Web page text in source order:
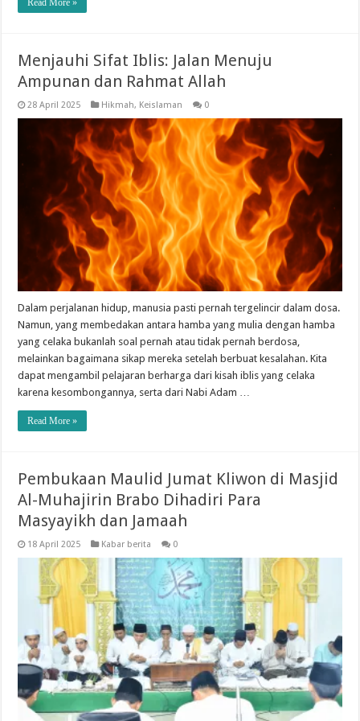
Read More »
Menjauhi Sifat Iblis: Jalan Menuju
Ampunan dan Rahmat Allah
28 April 2025 Hikmah, Keislaman 0
Dalam perjalanan hidup, manusia pasti pernah tergelincir dalam dosa.
Namun, yang membedakan antara hamba yang mulia dengan hamba
yang celaka bukanlah soal pernah atau tidak pernah berdosa,
melainkan bagaimana sikap mereka setelah berbuat kesalahan. Kita
dapat mengambil pelajaran berharga dari kisah iblis yang celaka
karena kesombongannya, serta dari Nabi Adam …
Read More »
Pembukaan Maulid Jumat Kliwon di Masjid
Al-Muhajirin Brabo Dihadiri Para
Masyayikh dan Jamaah
18 April 2025 Kabar berita 0